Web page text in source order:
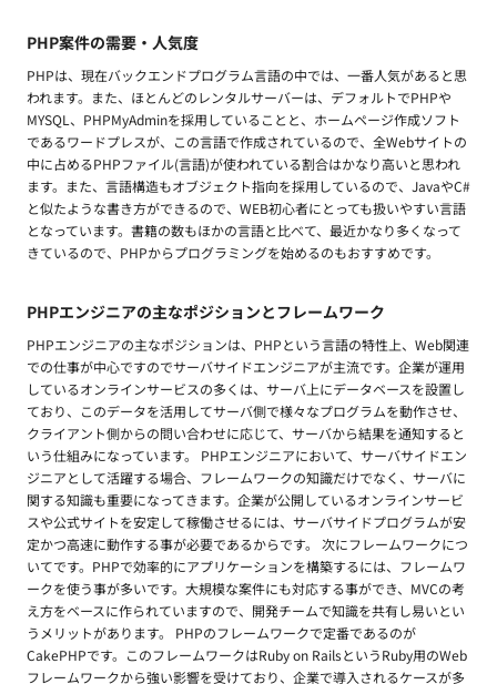
PHP案件の需要・人気度
PHPは、現在バックエンドプログラム言語の中では、一番人気があると思
われます。また、ほとんどのレンタルサーバーは、デフォルトでPHPや
MYSQL、PHPMyAdminを採用していることと、ホームページ作成ソフト
であるワードプレスが、この言語で作成されているので、全Webサイトの
中に占めるPHPファイル(言語)が使われている割合はかなり高いと思われ
ます。また、言語構造もオブジェクト指向を採用しているので、JavaやC#
と似たような書き方ができるので、WEB初心者にとっても扱いやすい言語
となっています。書籍の数もほかの言語と比べて、最近かなり多くなって
きているので、PHPからプログラミングを始めるのもおすすめです。
PHPエンジニアの主なポジションとフレームワーク
PHPエンジニアの主なポジションは、PHPという言語の特性上、Web関連
での仕事が中心ですのでサーバサイドエンジニアが主流です。企業が運用
しているオンラインサービスの多くは、サーバ上にデータベースを設置し
ており、このデータを活用してサーバ側で様々なプログラムを動作させ、
クライアント側からの問い合わせに応じて、サーバから結果を通知すると
いう仕組みになっています。 PHPエンジニアにおいて、サーバサイドエン
ジニアとして活躍する場合、フレームワークの知識だけでなく、サーバに
関する知識も重要になってきます。企業が公開しているオンラインサービ
スや公式サイトを安定して稼働させるには、サーバサイドプログラムが安
定かつ高速に動作する事が必要であるからです。 次にフレームワークにつ
いてです。PHPで効率的にアプリケーションを構築するには、フレームワ
ークを使う事が多いです。大規模な案件にも対応する事ができ、MVCの考
え方をベースに作られていますので、開発チームで知識を共有し易いとい
うメリットがあります。 PHPのフレームワークで定番であるのが
CakePHPです。このフレームワークはRuby on RailsというRuby用のWeb
フレームワークから強い影響を受けており、企業で導入されるケースが多